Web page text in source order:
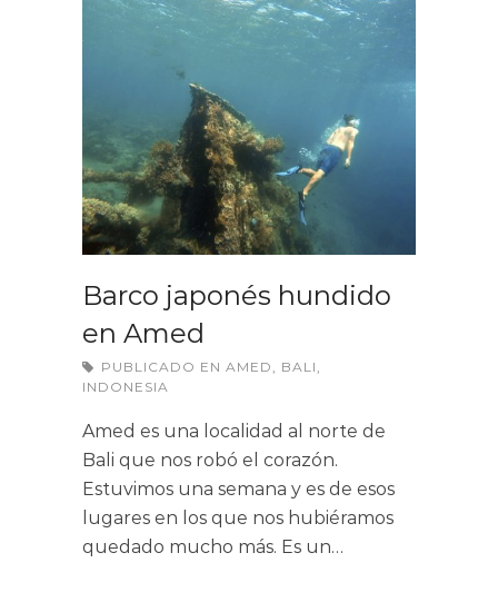
Barco japonés hundido
en Amed
PUBLICADO EN AMED , BALI ,
INDONESIA
Amed es una localidad al norte de
Bali que nos robó el corazón.
Estuvimos una semana y es de esos
lugares en los que nos hubiéramos
quedado mucho más. Es un…